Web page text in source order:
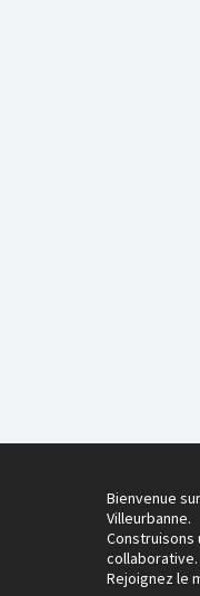
Bienvenue
Villeurbanne.
collaborative.
Rejoignez le